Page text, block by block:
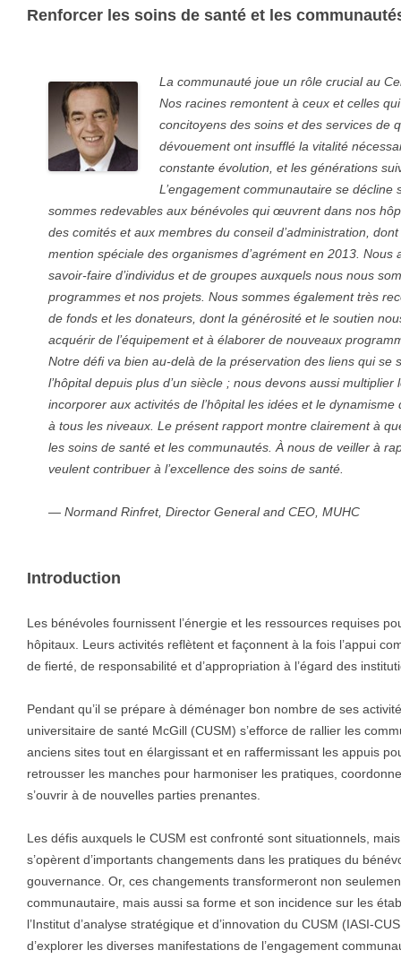
Renforcer les soins de santé et les
La communauté joue un rôle crucial au
Nos racines remontent à ceux et celles
concitoyens des soins et des services de
dévouement ont insufflé la vitalité
constante évolution, et les générations
L’engagement communautaire se décline
sommes redevables aux bénévoles qui œuvrent dans nos
des comités et aux membres du conseil d’administration,
mention spéciale des organismes d’agrément en 2013. Nous
savoir-faire d’individus et de groupes auxquels nous nous
programmes et nos projets. Nous sommes également très
de fonds et les donateurs, dont la générosité et le soutien
acquérir de l’équipement et à élaborer de nouveaux
Notre défi va bien au-delà de la préservation des liens qui se
l’hôpital depuis plus d’un siècle ; nous devons aussi
incorporer aux activités de l’hôpital les idées et le
à tous les niveaux. Le présent rapport montre clairement à
les soins de santé et les communautés. À nous de veiller à
veulent contribuer à l’excellence des soins de santé.
— Normand Rinfret, Director General and CEO, MUHC
Introduction
Les bénévoles fournissent l’énergie et les ressources requises
hôpitaux. Leurs activités reflètent et façonnent à la fois l’appui
de fierté, de responsabilité et d’appropriation à l’égard des
Pendant qu’il se prépare à déménager bon nombre de ses
universitaire de santé McGill (CUSM) s’efforce de rallier les
anciens sites tout en élargissant et en raffermissant les appuis
retrousser les manches pour harmoniser les pratiques,
s’ouvrir à de nouvelles parties prenantes.
Les défis auxquels le CUSM est confronté sont situationnels,
s’opèrent d’importants changements dans les pratiques du
gouvernance. Or, ces changements transformeront non
communautaire, mais aussi sa forme et son incidence sur les
l’Institut d’analyse stratégique et d’innovation du CUSM (IASI-
d’explorer les diverses manifestations de l’engagement